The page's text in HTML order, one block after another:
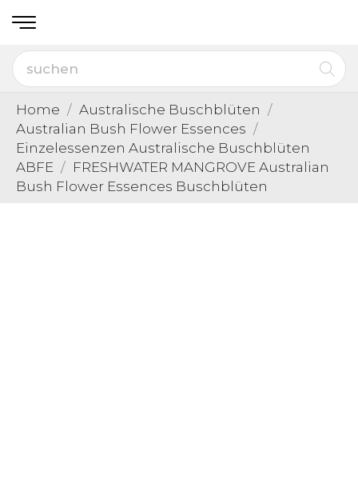
Home
Australische Buschblüten
Australian Bush Flower Essences
Einzelessenzen Australische Buschblüten
ABFE
FRESHWATER MANGROVE Australian
Bush Flower Essences Buschblüten